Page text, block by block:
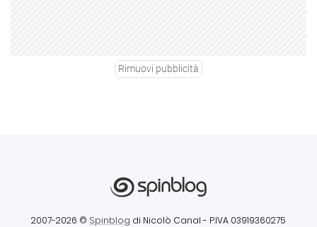
Rimuovi pubblicità
2007-2026 © Spinblog di Nicolò Canal - P.IVA 03919360275